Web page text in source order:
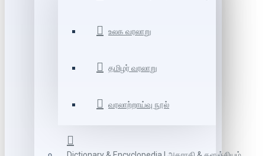
உலக வரலாறு
தமிழர் வரலாறு
வரலாற்றாய்வு நூல்